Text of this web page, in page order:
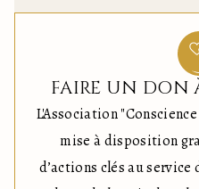
FAIRE UN DON
L'Association
mise à disposition
d’actions clés au